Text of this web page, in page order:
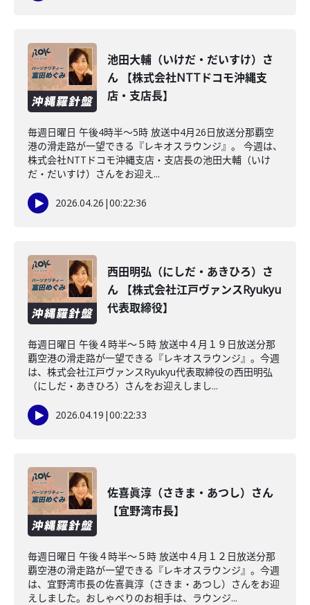
池田大輔（いけだ・だいすけ）さ
ん 【株式会社NTTドコモ沖縄支
店・支店長】
毎週日曜日 午後4時半～5時 放送中4月26日放送分那覇空
港の滑走路が一望できる『レキオスラウンジ』。 今週は、
株式会社NTTドコモ沖縄支店・支店長の池田大輔（いけ
だ・だいすけ）さんをお迎え...
2026.04.26 |00:22:36
西田明弘（にしだ・あきひろ）さ
ん 【株式会社江戸ヴァンスRyukyu
代表取締役】
毎週日曜日 午後４時半～５時 放送中４月１９日放送分那
覇空港の滑走路が一望できる『レキオスラウンジ』。今週
は、株式会社江戸ヴァンスRyukyu代表取締役の西田明弘
（にしだ・あきひろ）さんをお迎えしまし...
2026.04.19 |00:22:33
佐喜眞淳（さきま・あつし）さん
【宜野湾市長】
毎週日曜日 午後４時半～５時 放送中４月１２日放送分那
覇空港の滑走路が一望できる『レキオスラウンジ』。今週
は、宜野湾市長の佐喜眞淳（さきま・あつし）さんをお迎
えしました。おしゃべりのお相手は、ラウンジ...